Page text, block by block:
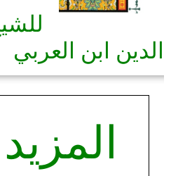
الدين ابن العربي